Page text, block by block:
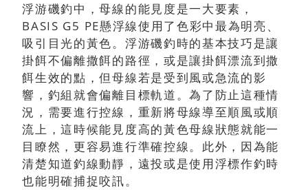
浮游磯釣中，母線的能見度是一大要素，
BASIS G5 PE懸浮線使用了色彩中最為明亮、
吸引目光的黃色。浮游磯釣時的基本技巧是讓
掛餌不偏離撒餌的路徑，或是讓掛餌漂流到撒
餌生效的點，但母線若是受到風或急流的影
響，釣組就會偏離目標軌道。為了防止這種情
況，需要進行控線，重新將母線導至順風或順
流上，這時候能見度高的黃色母線狀態就能一
目瞭然，更容易進行準確控線。此外，因為能
清楚知道釣線動靜，遠投或是使用浮標作釣時
也能明確捕捉咬訊。